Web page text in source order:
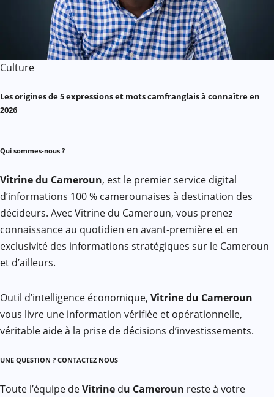
Culture
Les origines de 5 expressions et mots camfranglais à connaître en
2026
Qui sommes-nous ?
Vitrine du Cameroun, est le premier service digital
d’informations 100 % camerounaises à destination des
décideurs. Avec Vitrine du Cameroun, vous prenez
connaissance au quotidien en avant-première et en
exclusivité des informations stratégiques sur le Cameroun
et d’ailleurs.
Outil d’intelligence économique, Vitrine du Cameroun
vous livre une information vérifiée et opérationnelle,
véritable aide à la prise de décisions d’investissements.
UNE QUESTION ? CONTACTEZ NOUS
Toute l’équipe deVitrine du Cameroun reste à votre